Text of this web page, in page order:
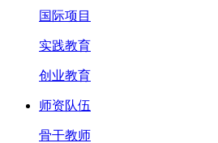
国际项目
实践教育
创业教育
师资队伍
骨干教师